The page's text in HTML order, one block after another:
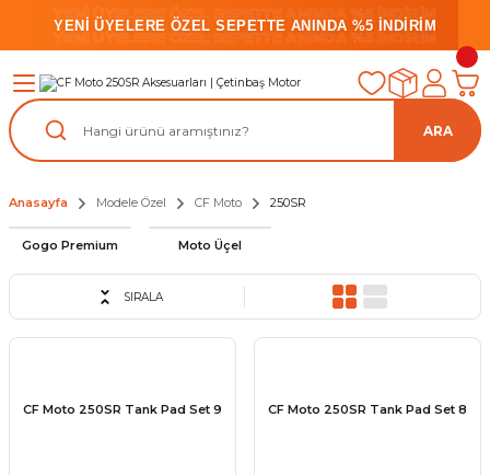
YENİ ÜYELERE ÖZEL SEPETTE ANINDA %5 İNDİRİM
YENİ ÜYELERE ÖZEL SEPETTE ANINDA %5 İNDİRİM
YENİ ÜYELERE ÖZEL SEPETTE ANINDA %5 İNDİRİM
ARA
Anasayfa Modele Özel CF Moto 250SR
Gogo Premium Moto Üçel
SIRALA
CF Moto 250SR Tank Pad Set 9 CF Moto 250SR Tank Pad Set 8